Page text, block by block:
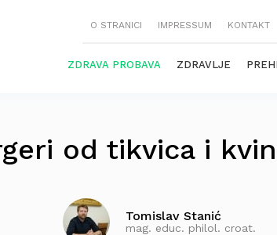
O STRANICI IMPRESSUM KONTAKT
ZDRAVA PROBAVA ZDRAVLJE
od tikvica i
Tomislav Stanić
mag. educ. philol. croat.